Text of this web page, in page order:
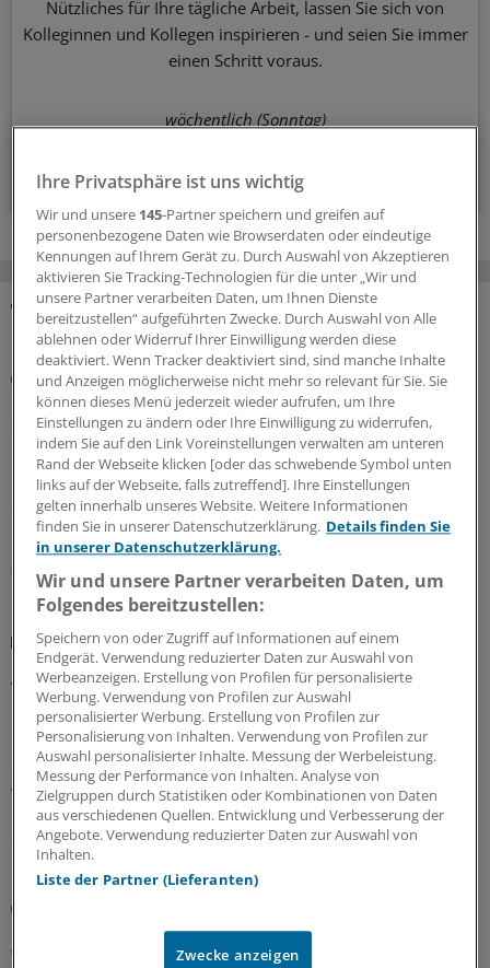
Nützliches für Ihre tägliche Arbeit, lassen Sie sich von
Kolleginnen und Kollegen inspirieren - und seien Sie immer
einen Schritt voraus.
wöchentlich (Sonntag)
Zum Abonnieren bitte anmelden
MEHR ZUM THEMA
Beitragssatzstabilisierungsgesetz
GKV-Spargesetz tritt in Kraft: Welche Neuerungen
sofort greifen
Das umstrittene GKV-Spargesetz ist in Kraft getreten.
Das bedeutet auch, dass schon jetzt einige Regelungen
der Arzneitherapie gelten – unter anderem das Aus der
Homöopathie auf Kosten der GKV.
03.08.2026
Hilfsmittelversorgung
Hörhilfen liegen bei Mehrkosten für gesetzliche
Versicherte ganz vorn
Die Krankenkassen-Variante ohne Aufschlag beim
Hilfsmittel oder noch ein paar Extras dazu mit selbst zu
zahlenden Mehrkosten? Ein GKV-Bericht zeigt, wo die
Versicherten am meisten drauflegen.
27.07.2026
GKV-Spitzenverband fordert, Ergotherapeuten
wirtschaftlich mehr auf die Finger zu schauen
Ihre Privatsphäre ist uns wichtig
Wir und unsere 145-Partner speichern und greifen auf
personenbezogene Daten wie Browserdaten oder eindeutige
Kennungen auf Ihrem Gerät zu. Durch Auswahl von Akzeptieren
aktivieren Sie Tracking-Technologien für die unter „Wir und
unsere Partner verarbeiten Daten, um Ihnen Dienste
bereitzustellen“ aufgeführten Zwecke. Durch Auswahl von Alle
ablehnen oder Widerruf Ihrer Einwilligung werden diese
deaktiviert. Wenn Tracker deaktiviert sind, sind manche Inhalte
und Anzeigen möglicherweise nicht mehr so relevant für Sie. Sie
können dieses Menü jederzeit wieder aufrufen, um Ihre
Einstellungen zu ändern oder Ihre Einwilligung zu widerrufen,
indem Sie auf den Link Voreinstellungen verwalten am unteren
Rand der Webseite klicken [oder das schwebende Symbol unten
links auf der Webseite, falls zutreffend]. Ihre Einstellungen
gelten innerhalb unseres Website. Weitere Informationen
finden Sie in unserer Datenschutzerklärung. Details finden Sie
in unserer Datenschutzerklärung.
Wir und unsere Partner verarbeiten Daten, um
Folgendes bereitzustellen:
Speichern von oder Zugriff auf Informationen auf einem
Endgerät. Verwendung reduzierter Daten zur Auswahl von
Werbeanzeigen. Erstellung von Profilen für personalisierte
Werbung. Verwendung von Profilen zur Auswahl
personalisierter Werbung. Erstellung von Profilen zur
Personalisierung von Inhalten. Verwendung von Profilen zur
Auswahl personalisierter Inhalte. Messung der Werbeleistung.
Messung der Performance von Inhalten. Analyse von
Zielgruppen durch Statistiken oder Kombinationen von Daten
aus verschiedenen Quellen. Entwicklung und Verbesserung der
Angebote. Verwendung reduzierter Daten zur Auswahl von
Inhalten.
Liste der Partner (Lieferanten)
Zwecke anzeigen